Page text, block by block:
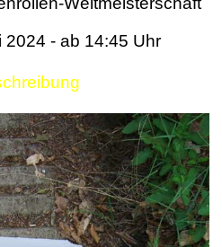
2024 - ab 14:45 Uhr